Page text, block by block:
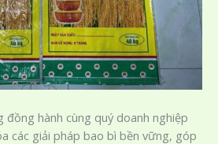
đồng hành cùng quý doanh nghiệp
các giải pháp bao bì bền vững, góp